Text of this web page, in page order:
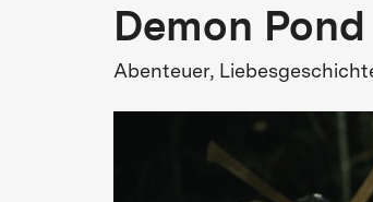
Demon Pond
Abenteuer,